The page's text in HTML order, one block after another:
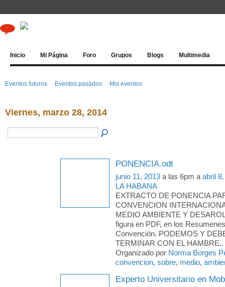
Inicio Mi Página Foro Grupos Blogs Multimedia
Eventos futuros Eventos pasados Mis eventos
Viernes, marzo 28, 2014
PONENCIA.odt
junio 11, 2013 a las 6pm a abril
LA HABANA
EXTRACTO DE PONENCIA
CONVENCION
MEDIO AMBIENTE Y
figura en PDF, en los
Convención. PODEMOS Y
TERMINAR CON EL HAMBRE..
Organizado por Norma Borges
convencion, sobre, medio,
Experto Universitario en